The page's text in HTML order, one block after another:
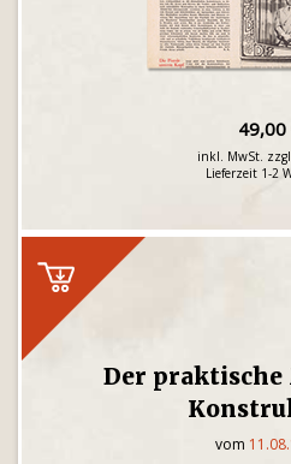
49,00
inkl. MwSt.
Lieferzeit 1-2
Der praktische
vom